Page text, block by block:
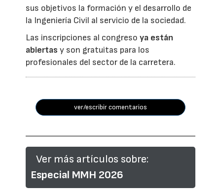
sus objetivos la formación y el desarrollo de
la Ingeniería Civil al servicio de la sociedad.
Las inscripciones al congresoya están
abiertas y son gratuitas para los
profesionales del sector de la carretera.
ver/escribir comentarios
Ver más artículos sobre:
Especial MMH 2026